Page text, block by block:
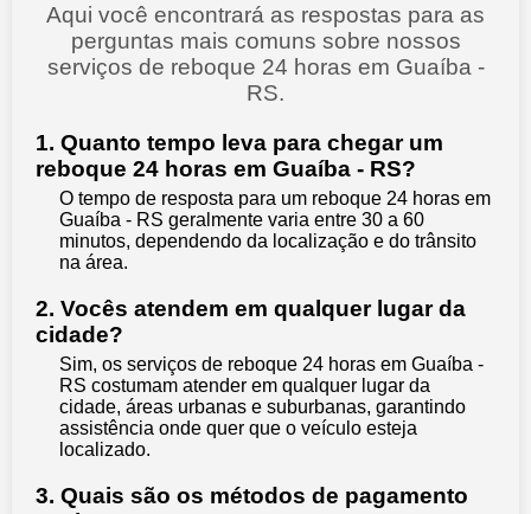
Aqui você encontrará as respostas para as
perguntas mais comuns sobre nossos
serviços de reboque 24 horas em Guaíba -
RS.
1. Quanto tempo leva para chegar um
reboque 24 horas em Guaíba - RS?
O tempo de resposta para um reboque 24 horas em
Guaíba - RS geralmente varia entre 30 a 60
minutos, dependendo da localização e do trânsito
na área.
2. Vocês atendem em qualquer lugar da
cidade?
Sim, os serviços de reboque 24 horas em Guaíba -
RS costumam atender em qualquer lugar da
cidade, áreas urbanas e suburbanas, garantindo
assistência onde quer que o veículo esteja
localizado.
3. Quais são os métodos de pagamento